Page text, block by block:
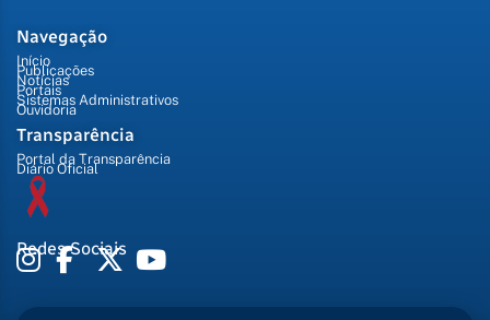
Navegação
Início
Publicações
Notícias
Portais
Sistemas Administrativos
Ouvidoria
Transparência
Portal da Transparência
Diário Oficial
Redes Sociais